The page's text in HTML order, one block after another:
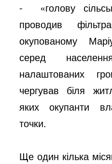
- «голову
проводив
окупованому
серед
налаштованих
чергував біля
яких окупанти
точки.
Ще один кілька